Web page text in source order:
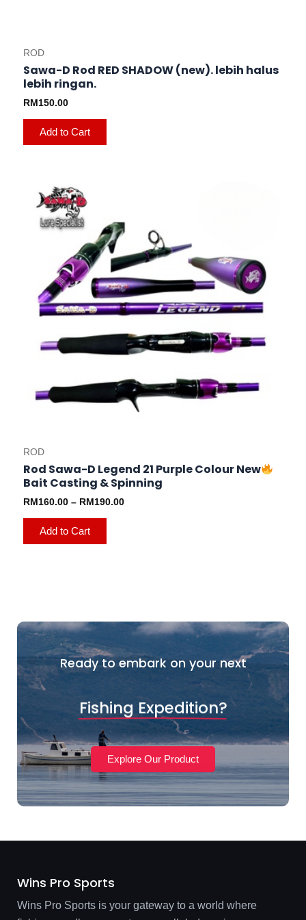
ROD
Sawa-D Rod RED SHADOW (new). lebih halus
lebih ringan.
RM150.00
Add to Cart
ROD
Rod Sawa-D Legend 21 Purple Colour New
Bait Casting & Spinning
RM160.00– RM190.00
Add to Cart
has
multiple
variants.
The
options
may
chosen
the
product
Ready to embark on your next
Fishing Expedition?
Explore Our Product
Wins Pro Sports
Wins Pro Sports is your gateway to a world where